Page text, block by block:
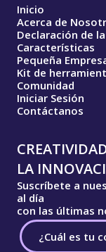
Inicio
Acerca de
Declaración de
Características
Pequeña
Kit de
Comunidad
Iniciar Sesión
Contáctanos
LA
Suscríbete a
al día
con las últimas